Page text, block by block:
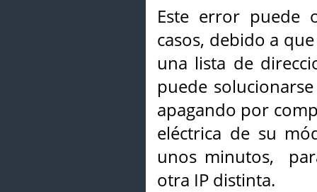
Este error puede
casos, debido a
una lista de
puede
apagando por
eléctrica de su
unos minutos,
otra IP distinta.